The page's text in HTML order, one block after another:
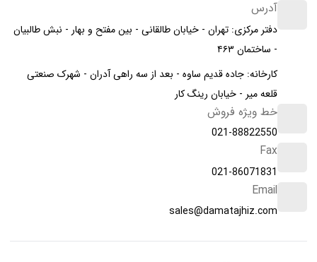
آدرس
دفتر مرکزی: تهران - خیابان طالقانی - بین مفتح و بهار - نبش طالبیان
- ساختمان ۴۶۳
کارخانه: جاده قدیم ساوه - بعد از سه راهی آدران - شهرک صنعتی
قلعه میر - خیابان رینگ کار
خط ویژه فروش
021-88822550
Fax
021-86071831
Email
sales@damatajhiz.com